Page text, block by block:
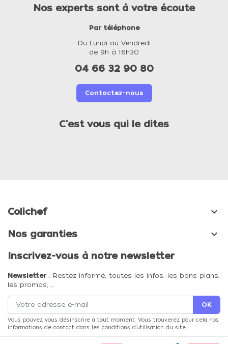
Nos experts sont à votre écoute
Par téléphone
Du Lundi au Vendredi
de 9h à 16h30
04 66 32 90 80
Contactez-nous
C'est vous qui le dites
Colichef 
Nos garanties 
Inscrivez-vous à notre newsletter
Newsletter : Restez informé, toutes les infos, les bons plans,
les promos, …
Vous pouvez vous désinscrire à tout moment. Vous trouverez pour cela nos
informations de contact dans les conditions d'utilisation du site.